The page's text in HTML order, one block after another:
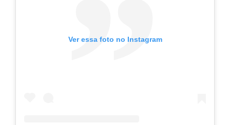
Ver essa foto no Instagram